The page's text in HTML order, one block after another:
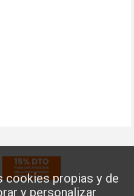
cookies propias y de
y personalizar